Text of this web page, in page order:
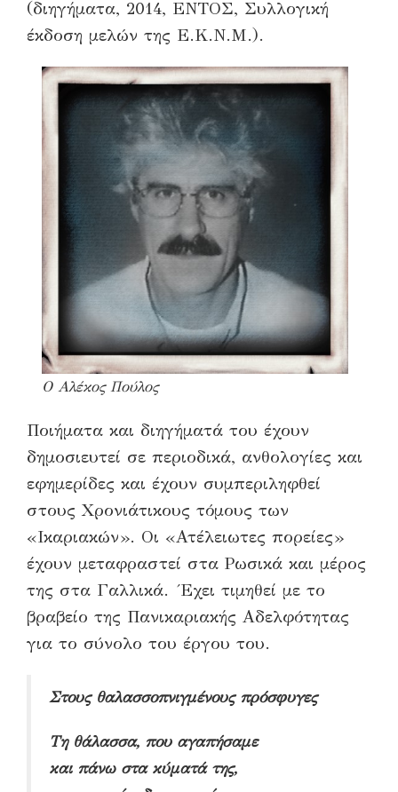
(διηγήματα, 2014, ΕΝΤΟΣ, Συλλογική
έκδοση μελών της Ε.Κ.Ν.Μ.).
Ο Αλέκος Πούλος
Ποιήματα και διηγήματά του έχουν
δημοσιευτεί σε περιοδικά, ανθολογίες και
εφημερίδες και έχουν συμπεριληφθεί
στους Χρονιάτικους τόμους των
«Ικαριακών». Οι «Ατέλειωτες πορείες»
έχουν μεταφραστεί στα Ρωσικά και μέρος
της στα Γαλλικά. Έχει τιμηθεί με το
βραβείο της Πανικαριακής Αδελφότητας
για το σύνολο του έργου του.
Στους θαλασσοπνιγμένους πρόσφυγες
Τη θάλασσα, που αγαπήσαμε
και πάνω στα κύματά της,